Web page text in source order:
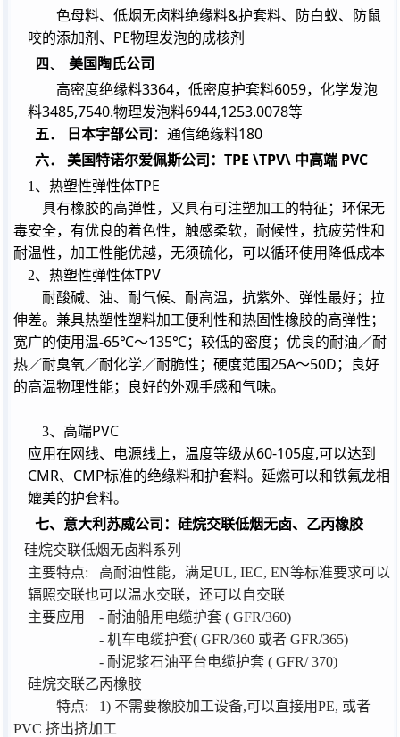
色母料、低烟无卤料绝缘料&护套料、防白蚁、防鼠
咬的添加剂、 PE物理发泡的成核剂
四、
美国陶氏公司
高密度绝缘料3364，低密度护套料6059，化学发泡
料3485,7540.物理发泡料6944,1253.0078等
五． 日本宇部公司 ：通信绝缘料180
六． 美国特诺尔爱佩斯公司： TPE \TPV\ 中高端 PVC
1 、热塑性弹性体TPE
具有橡胶的高弹性，又具有可注塑加工的特征；环保无
毒安全，有优良的着色性，触感柔软，耐候性，抗疲劳性和
耐温性，加工性能优越，无须硫化，可以循环使用降低成本
2、热塑性弹性体TPV
耐酸碱、油、耐气候、耐高温，抗紫外、弹性最好；拉
伸差。兼具热塑性塑料加工便利性和热固性橡胶的高弹性；
宽广的使用温-65℃～135℃；较低的密度；优良的耐油／耐
热／耐臭氧／耐化学／耐脆性；硬度范围25A～50D ；良好
的高温物理性能；良好的外观手感和气味。
3、高端PVC
应用在网线、电源线上，温度等级从60-105度,可以达到
CMR、 CMP标准的绝缘料和护套料。延燃可以和铁氟龙相
媲美的护套料。
七、意大利苏威公司：硅烷交联低烟无卤、乙丙橡胶
硅烷交联低烟无卤料系列
主要特点: 高耐油性能，满足UL, IEC, EN等标准要求可以
辐照交联也可以温水交联，还可以自交联
主要应用 - 耐油船用电缆护套 ( GFR/360)
- 机车电缆护套( GFR/360 或者 GFR/365)
- 耐泥浆石油平台电缆护套 ( GFR/ 370)
硅烷交联乙丙橡胶
特点: 1) 不需要橡胶加工设备,可以直接用PE, 或者
PVC 挤出挤加工